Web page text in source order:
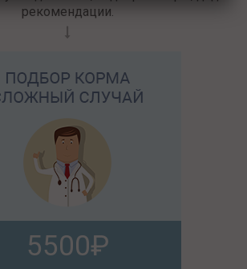
рекомендации.
5500